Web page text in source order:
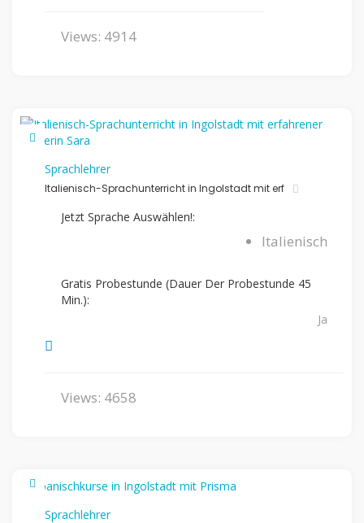
Views: 4914
Sprachlehrer
Italienisch-Sprachunterricht in Ingolstadt mit erf
Jetzt Sprache Auswählen!:
Italienisch
Gratis Probestunde (Dauer Der Probestunde 45
Min.):
Ja
Views: 4658
Sprachlehrer